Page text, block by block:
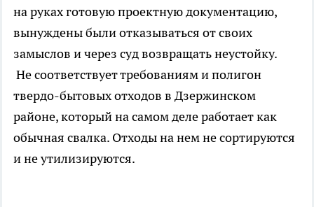
на руках готовую проектную документацию,
вынуждены были отказываться от своих
замыслов и через суд возвращать неустойку.
Не соответствует требованиям и полигон
твердо-бытовых отходов в Дзержинском
районе, который на самом деле работает как
обычная свалка. Отходы на нем не сортируются
и не утилизируются.